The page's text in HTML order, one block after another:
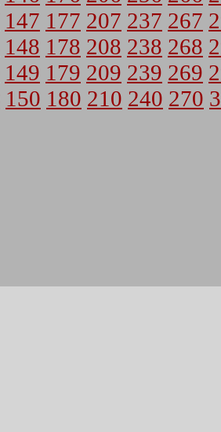
147 177 207 237 267
148 178 208 238 268
149 179 209 239 269
150 180 210 240 270